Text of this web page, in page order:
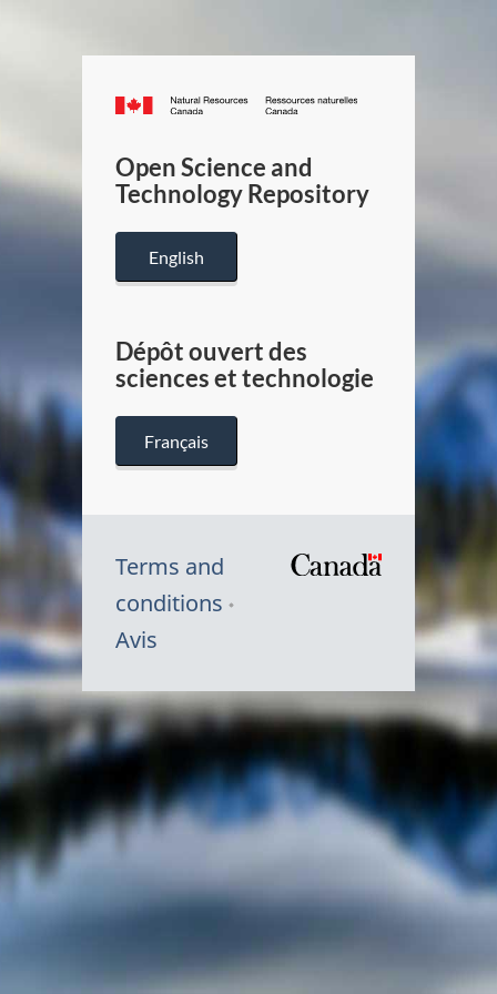
Canada.ca
/
Canada
Open Science and
Technology Repository
English
Dépôt ouvert des
sciences et technologie
Français
Terms and
conditions
Avis
Symbole
du
Canada